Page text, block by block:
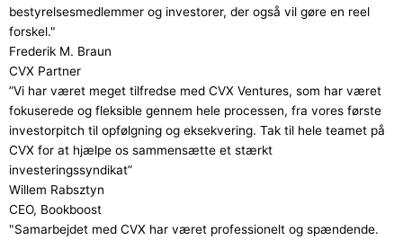
bestyrelsesmedlemmer og investorer, der også vil gøre en reel
forskel."
Frederik M. Braun
CVX Partner
”Vi har været meget tilfredse med CVX Ventures, som har været
fokuserede og fleksible gennem hele processen, fra vores første
investorpitch til opfølgning og eksekvering. Tak til hele teamet på
CVX for at hjælpe os sammensætte et stærkt
investeringssyndikat”
Willem Rabsztyn
CEO, Bookboost
"Samarbejdet med CVX har været professionelt og spændende.